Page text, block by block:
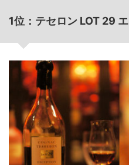
1位：テセロン LOT 29